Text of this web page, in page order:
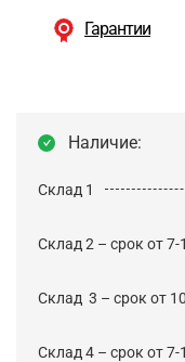
Гарантии
Наличие:
Склад 1
Склад 2 – срок от 7-
Cклад 3 – срок от
Склад 4 – срок от 7-